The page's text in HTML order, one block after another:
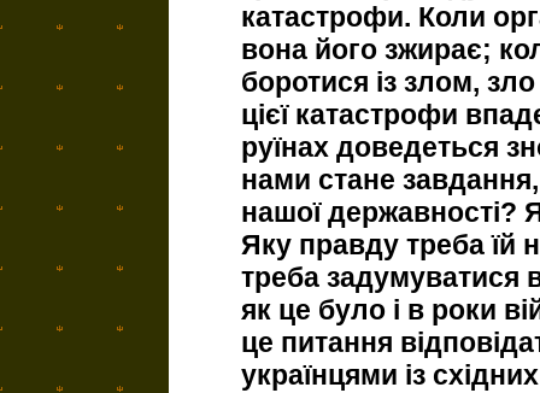
катастрофи. Коли
вона його зжирає;
боротися із злом,
цієї катастрофи
руїнах доведеться
нами стане
нашої державності?
Яку правду треба їй
треба задумуватися
як це було і в роки
це питання
українцями із